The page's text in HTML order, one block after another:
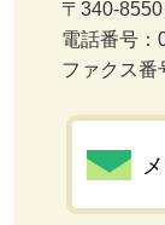
〒340-
電話番号：
ファクス番